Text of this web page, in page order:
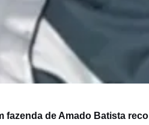
fazenda de Amado Batista